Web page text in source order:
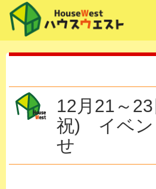
12月21～23
祝) イベン
せ